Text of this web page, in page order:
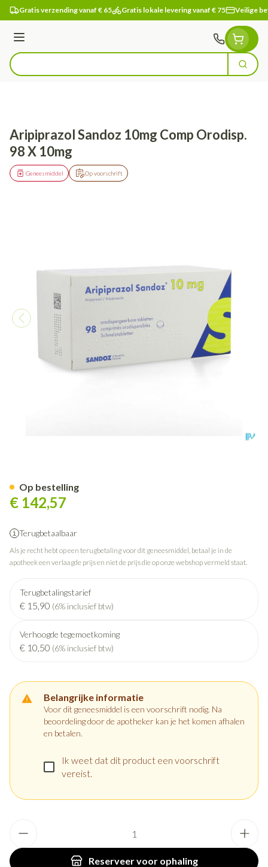
Ga naar de inhoud
Gratis verzending vanaf € 65 Gratis lokale levering vanaf € 75 Veilige
Menu
Product, merk, categorie... Zoek
Aripiprazol Sandoz 10mg Comp Orodisp.
98 X 10mg
Op voorschrift
Geneesmiddel
€ 142,57
Terugbetaalbaar
Als je recht hebt op een terugbetaling voor dit geneesmiddel, betaal je in de
apotheek een verlaagde prijs en niet de prijs die op onze webshop vermeld staat.
Terugbetalingstarief
€ 15,90 (6% inclusief btw)
Verhoogde tegemoetkoming
€ 10,50 (6% inclusief btw)
Belangrijke informatie
Voor dit geneesmiddel is een voorschrift nodig. Na
beoordeling door de apotheker kan je het komen afhalen
en betalen.
Ik weet dat dit product een voorschrift
vereist.
Reserveervoor ophaling
Op bestelling